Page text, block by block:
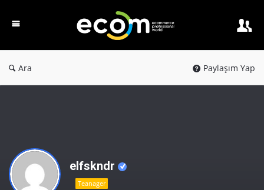
PW
Ara Paylaşım Yap
elfskndr
Teanager